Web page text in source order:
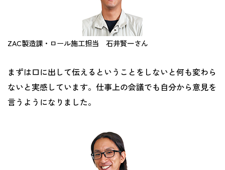
ZAC製造課・ロール施工担当 石井賢一さん
まずは口に出して伝えるということをしないと何も変わら
ないと実感しています。仕事上の会議でも自分から意見を
言うようになりました。